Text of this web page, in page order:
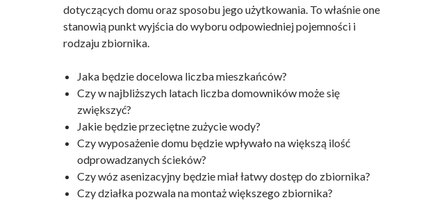
dotyczących domu oraz sposobu jego użytkowania. To właśnie one
stanowią punkt wyjścia do wyboru odpowiedniej pojemności i
rodzaju zbiornika.
Jaka będzie docelowa liczba mieszkańców?
Czy w najbliższych latach liczba domowników może się
zwiększyć?
Jakie będzie przeciętne zużycie wody?
Czy wyposażenie domu będzie wpływało na większą ilość
odprowadzanych ścieków?
Czy wóz asenizacyjny będzie miał łatwy dostęp do zbiornika?
Czy działka pozwala na montaż większego zbiornika?